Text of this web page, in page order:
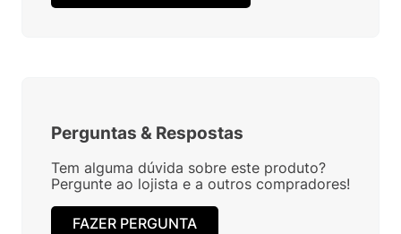
Perguntas & Respostas
Tem alguma dúvida sobre este produto?
Pergunte ao lojista e a outros compradores!
FAZER PERGUNTA